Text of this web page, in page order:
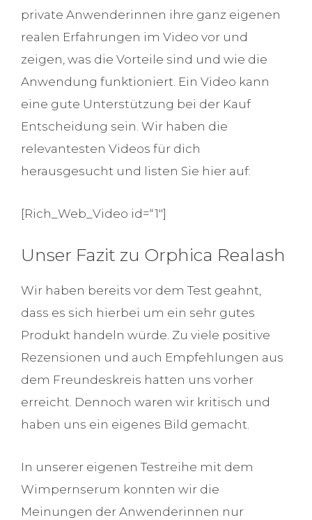
private Anwenderinnen ihre ganz eigenen
realen Erfahrungen im Video vor und
zeigen, was die Vorteile sind und wie die
Anwendung funktioniert. Ein Video kann
eine gute Unterstützung bei der Kauf
Entscheidung sein. Wir haben die
relevantesten Videos für dich
herausgesucht und listen Sie hier auf:
[Rich_Web_Video id=“1″]
Unser Fazit zu Orphica Realash
Wir haben bereits vor dem Test geahnt,
dass es sich hierbei um ein sehr gutes
Produkt handeln würde. Zu viele positive
Rezensionen und auch Empfehlungen aus
dem Freundeskreis hatten uns vorher
erreicht. Dennoch waren wir kritisch und
haben uns ein eigenes Bild gemacht.
In unserer eigenen Testreihe mit dem
Wimpernserum konnten wir die
Meinungen der Anwenderinnen nur